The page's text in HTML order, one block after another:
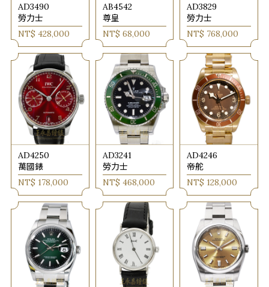
AD3490
勞力士
NT$ 428,000
AB4542
尊皇
NT$ 68,000
AD3829
勞力士
NT$ 768,000
AD4250
萬國錶
NT$ 178,000
AD3241
勞力士
NT$ 468,000
AD4246
帝舵
NT$ 128,000